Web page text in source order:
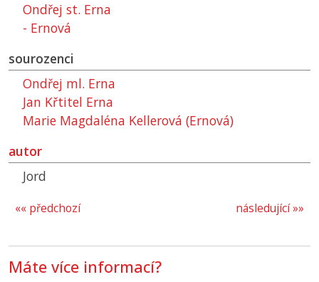
Ondřej st. Erna
- Ernová
sourozenci
Ondřej ml. Erna
Jan Křtitel Erna
Marie Magdaléna Kellerová (Ernová)
autor
Jord
následující »»
«« předchozí
Máte více informací?